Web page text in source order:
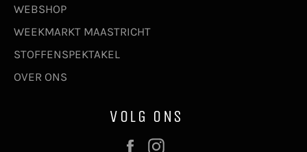
WEBSHOP
WEEKMARKT MAASTRICHT
STOFFENSPEKTAKEL
OVER ONS
VOLG ONS
Facebook